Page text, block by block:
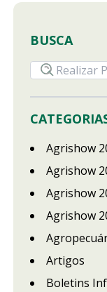
BUSCA
Agrishow
Agrishow
Agrishow
Agrishow
Artigos
Boletins